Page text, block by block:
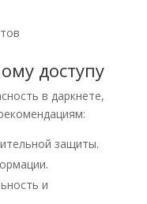
доступу
в даркнете,
защиты.
и